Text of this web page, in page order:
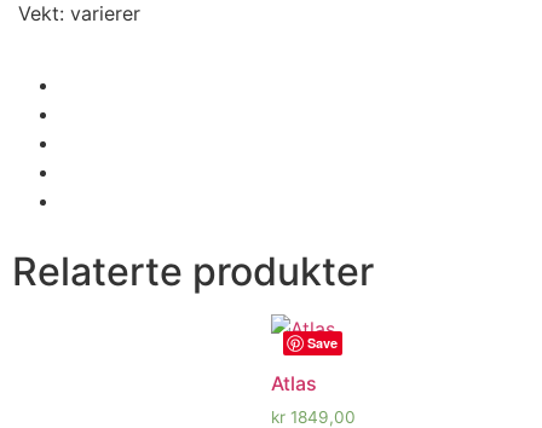
Vekt: varierer
Relaterte produkter
Save
Atlas
kr 1849,00